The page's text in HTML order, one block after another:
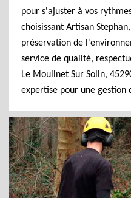
pour s'ajuster à vos
choisissant Artisan
préservation de
service de qualité,
Le Moulinet Sur Solin,
expertise pour une gestion